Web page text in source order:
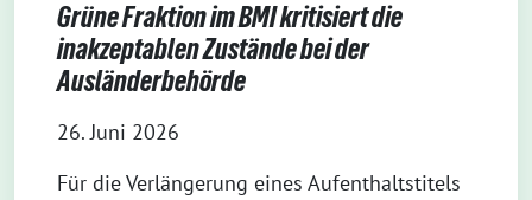
Grüne Fraktion im BMI kritisiert die
inakzeptablen Zustände bei der
Ausländerbehörde
26. Juni 2026
Für die Verlängerung eines Aufenthaltstitels